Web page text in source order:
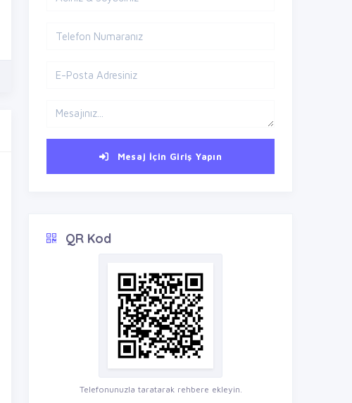
Mesaj İçin Giriş Yapın
QR Kod
Telefonunuzla taratarak rehbere ekleyin.